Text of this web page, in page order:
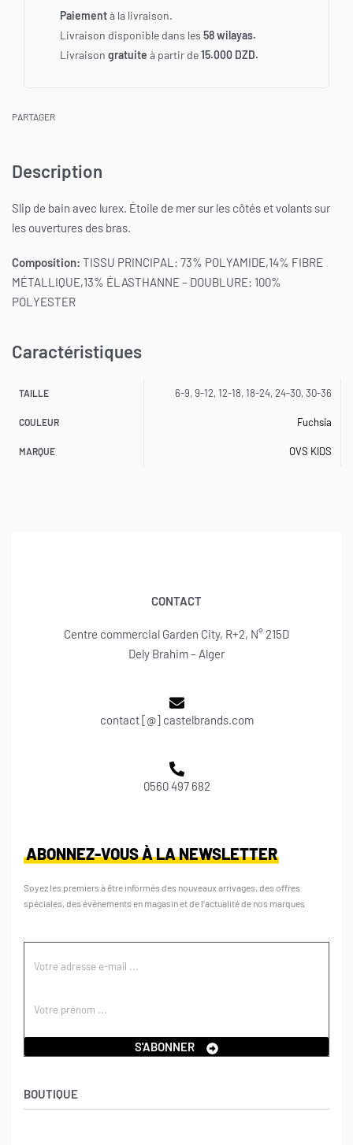
Paiementà la livraison.
Livraison disponible dans les 58 wilayas.
Livraison gratuite à partir de15.000 DZD.
PARTAGER
Description
Slip de bain avec lurex. Étoile de mer sur les côtés et volants sur
les ouvertures des bras.
Composition: TISSU PRINCIPAL: 73% POLYAMIDE,14% FIBRE
MÉTALLIQUE,13% ÉLASTHANNE – DOUBLURE: 100%
POLYESTER
Caractéristiques
TAILLE 6-9, 9-12, 12-18, 18-24, 24-30, 30-36
COULEUR Fuchsia
MARQUE OVS KIDS
CONTACT
Centre commercial Garden City, R+2, N° 215D
Dely Brahim – Alger
contact [@] castelbrands.com
0560 497 682
BOUTIQUE
ABONNEZ-VOUS À LA NEWSLETTER
Soyez les premiers à être informés des nouveaux arrivages, des offres
spéciales, des événements en magasin et de l’actualité de nos marques
S'ABONNER